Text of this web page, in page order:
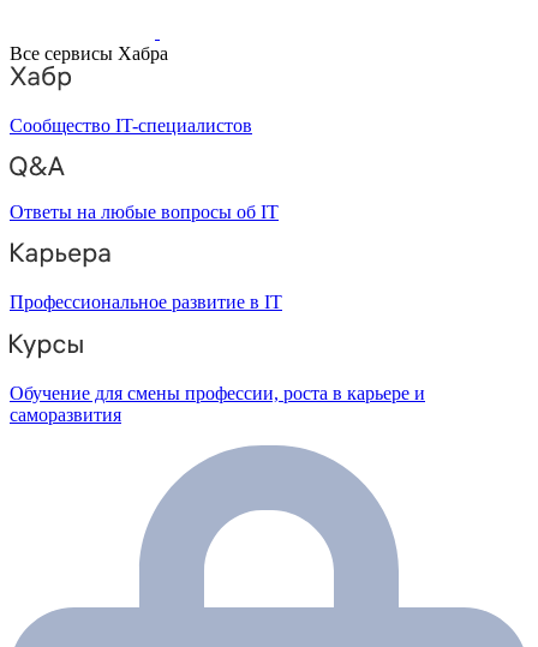
Все сервисы Хабра
Сообщество IT-специалистов
Ответы на любые вопросы об IT
Профессиональное развитие в IT
Обучение для смены профессии, роста в карьере и
саморазвития